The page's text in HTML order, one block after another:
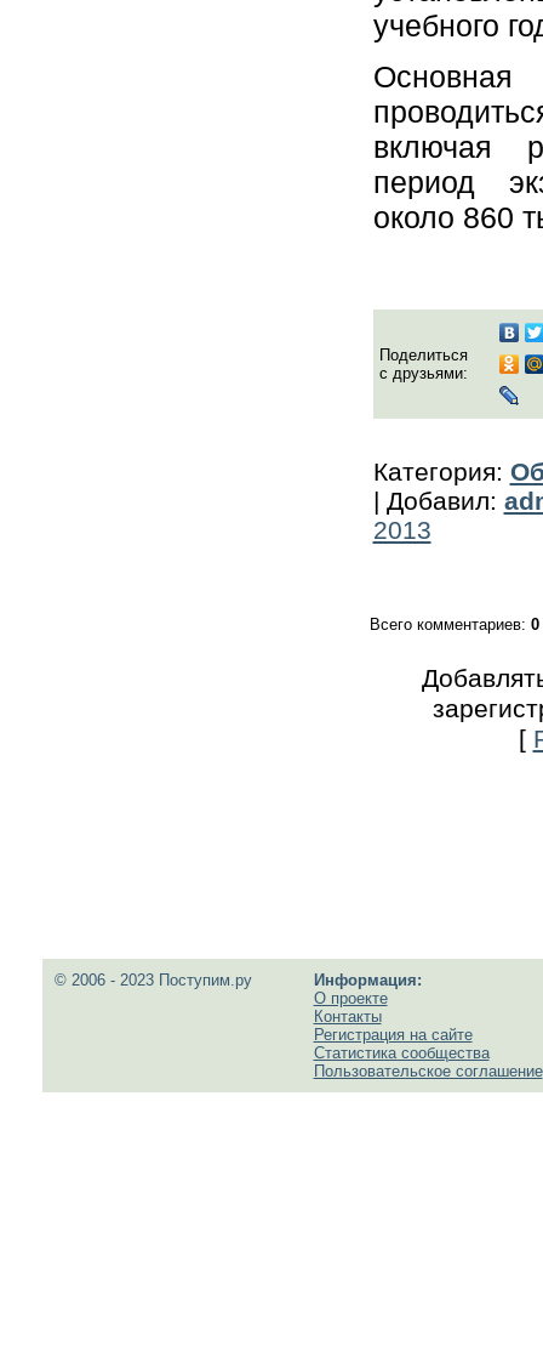
учебного
включая
период
около 860
Поделиться
с друзьями:
Категория:
| Добавил:
2013
Всего комментариев: 0
[
© 2006 - 2023 Поступим.ру
Информация:
О проекте
Контакты
Регистрация на сайте
Статистика сообщества
Пользовательское соглашение